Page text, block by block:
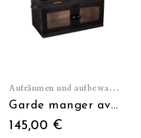
Aufräumen und aufbewahren
Garde manger avec étagère en verre
145,00 €